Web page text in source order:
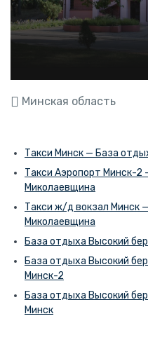
Минская область
Такси Минск — База
Такси Аэропорт Минск-2
Миколаевщина
Такси ж/д вокзал Минск
Миколаевщина
База отдыха Высокий
База отдыха Высокий
Минск-2
База отдыха Высокий
Минск